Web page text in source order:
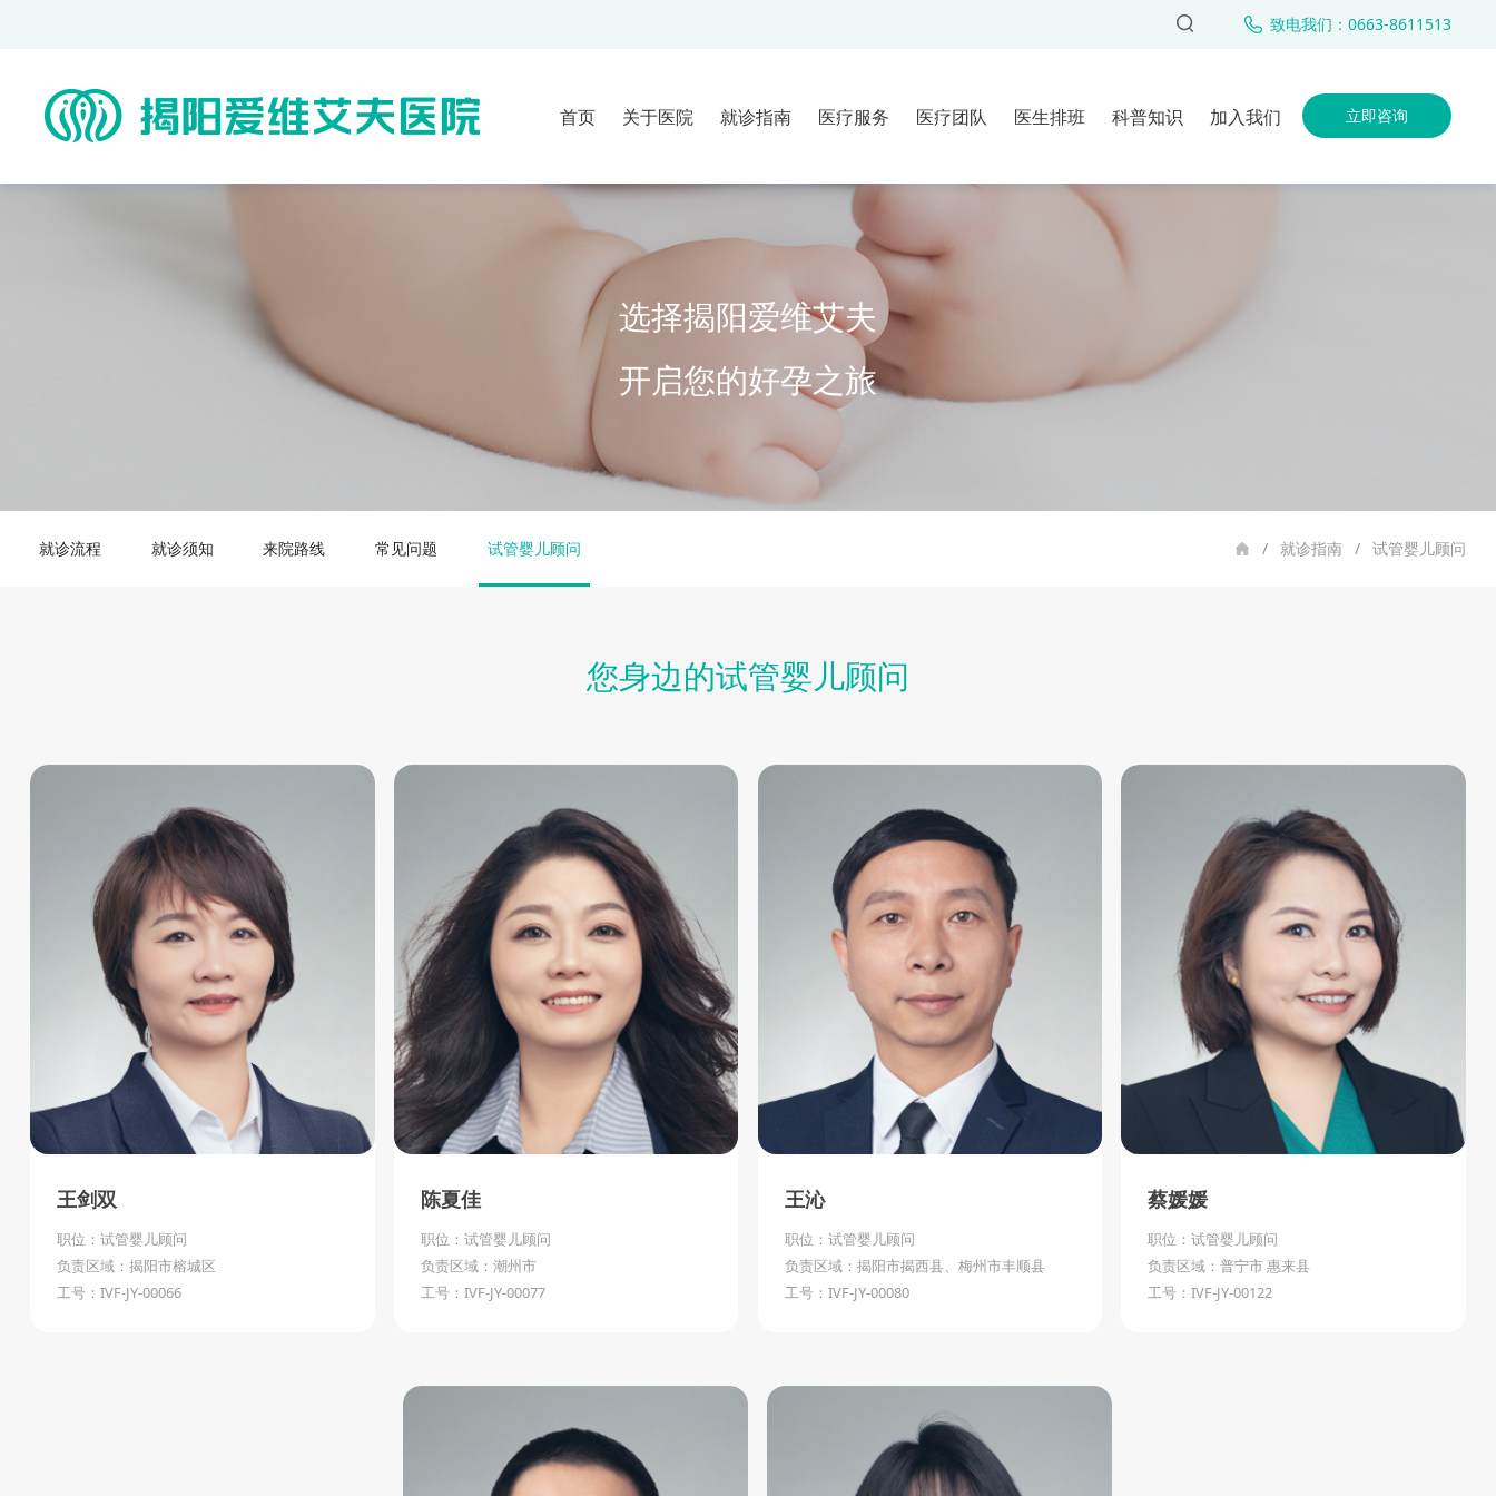
致电我们：0663-8611513
立即咨询
首页 关于医院
医院介绍
新闻动态
就诊指南
就诊流程
常见问题
医疗服务
不孕不育门诊
辅助生殖妇科
辅助生殖男科
生殖中医科
疑难门诊
早孕门诊
医疗团队
临床团队
医技团队
医生排班 科普知识
女性不孕
人工授精
加入我们
选择揭阳爱维艾夫
开启您的好孕之旅
/ 就诊指南 / 试管婴儿顾问
就诊流程 就诊须知 来院路线 常见问题 试管婴儿顾问
您身边的试管婴儿顾问
王剑双
职位：试管婴儿顾问
负责区域：揭阳市榕城区
工号：IVF-JY-00066
陈夏佳
职位：试管婴儿顾问
负责区域：潮州市
工号：IVF-JY-00077
王沁
职位：试管婴儿顾问
负责区域：揭阳市揭西县、梅州市丰顺县
工号：IVF-JY-00080
蔡媛媛
职位：试管婴儿顾问
负责区域：普宁市 惠来县
工号：IVF-JY-00122